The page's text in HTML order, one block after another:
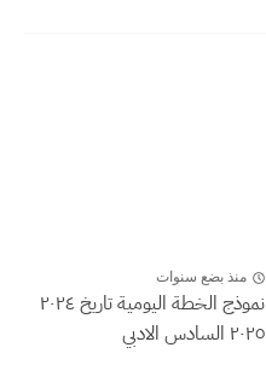
منذ بضع سنوات
نموذج الخطة اليومية تاريخ ٢٠٢٤
٢٠٢٥ السادس الادبي